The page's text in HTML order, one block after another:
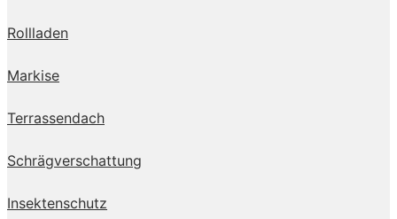
Rollladen
Markise
Terrassendach
Schrägverschattung
Insektenschutz